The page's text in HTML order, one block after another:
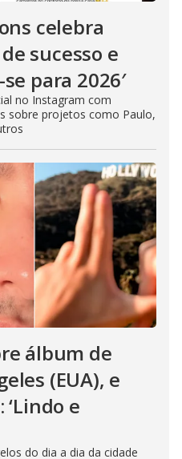
celebra
sucesso e
para 2026′
no Instagram com
sobre projetos como Paulo,
álbum de
(EUA), e
e
do dia a dia da cidade